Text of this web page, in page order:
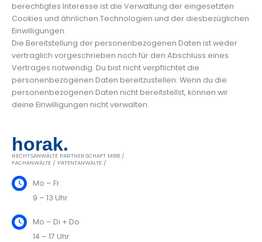
berechtigtes Interesse ist die Verwaltung der eingesetzten
Cookies und ähnlichen Technologien und der diesbezüglichen
Einwilligungen.
Die Bereitstellung der personenbezogenen Daten ist weder
vertraglich vorgeschrieben noch für den Abschluss eines
Vertrages notwendig. Du bist nicht verpflichtet die
personenbezogenen Daten bereitzustellen. Wenn du die
personenbezogenen Daten nicht bereitstellst, können wir
deine Einwilligungen nicht verwalten.
horak.
RECHTSANWÄLTE PARTNERSCHAFT MBB /
FACHANWÄLTE / PATENTANWÄLTE /
Mo – Fr
9 – 13 Uhr
Mo – Di + Do
14 – 17 Uhr